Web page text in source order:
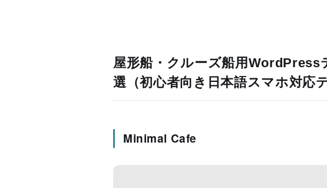
屋形船・クルーズ船用WordPress
選（初心者向き日本語スマホ対応テ
Minimal Cafe